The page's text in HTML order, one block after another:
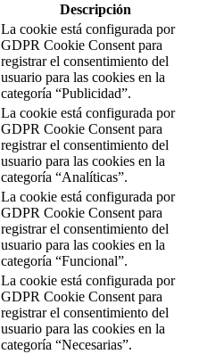
Descripción
La cookie está configurada por
GDPR Cookie Consent para
registrar el consentimiento del
usuario para las cookies en la
categoría “Publicidad”.
La cookie está configurada por
GDPR Cookie Consent para
registrar el consentimiento del
usuario para las cookies en la
categoría “Analíticas”.
La cookie está configurada por
GDPR Cookie Consent para
registrar el consentimiento del
usuario para las cookies en la
categoría “Funcional”.
La cookie está configurada por
GDPR Cookie Consent para
registrar el consentimiento del
usuario para las cookies en la
categoría “Necesarias”.